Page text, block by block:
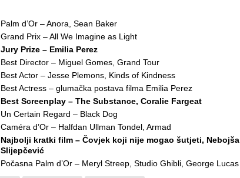
Palm d’Or – Anora, Sean Baker
Grand Prix – All We Imagine as Light
Jury Prize – Emilia Perez
Best Director – Miguel Gomes, Grand Tour
Best Actor – Jesse Plemons, Kinds of Kindness
Best Actress – glumačka postava filma Emilia Perez
Best Screenplay – The Substance, Coralie Fargeat
Un Certain Regard – Black Dog
Caméra d’Or – Halfdan Ullman Tondel, Armad
Najbolji kratki film – Čovjek koji nije mogao šutjeti, Nebojša
Slijepčević
Počasna Palm d’Or – Meryl Streep, Studio Ghibli, George Lucas